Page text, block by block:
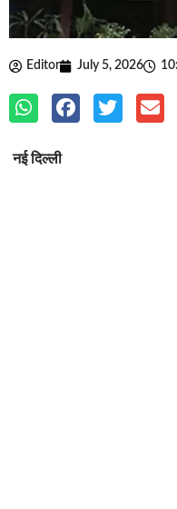
Editor July 5, 2026
नई दिल्ली